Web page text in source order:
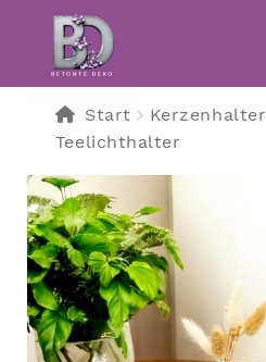
Navigation
springen
Inhalt
springen
Start Kerzenhalter
Teelichthalter